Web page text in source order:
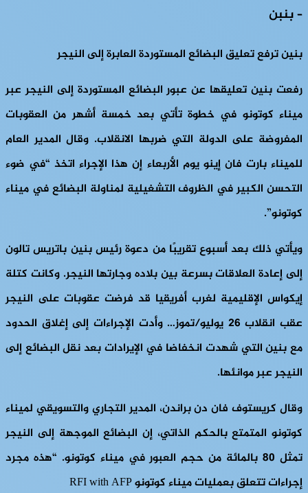
– بنبن
بنين ترفع تعليق البضائع المستوردة العابرة إلى النيجر
رفعت بنين تعليقها عن عبور البضائع المستوردة إلى النيجر عبر
ميناء كوتونو في خطوة تأتي بعد خمسة أشهر من العقوبات
المفروضة على الدولة التي ضربها الانقلاب. وقال المدير العام
للميناء بارت فان إينو يوم الأربعاء إن هذا الإجراء اتخذ “في ضوء
التحسن الكبير في الظروف التشغيلية لمناولة البضائع في ميناء
كوتونو”.
ويأتي ذلك بعد أسبوع تقريبًا من دعوة رئيس بنين باتريس تالون
إلى إعادة العلاقات بسرعة بين بلاده وجارتها النيجر. وكانت كتلة
إيكواس الإقليمية لغرب أفريقيا قد فرضت عقوبات على النيجر
عقب انقلاب 26 يوليو/تموز… وأدت الإجراءات إلى إغلاق الحدود
مع بنين التي شهدت انخفاضا في الإيرادات بعد نقل البضائع إلى
النيجر عبر موانئها.
وقال كريستوف فان دن براندن، المدير التجاري والتسويقي لميناء
كوتونو المتمتع بالحكم الذاتي، إن البضائع الموجهة إلى النيجر
تمثل 80 بالمائة من حجم العبور في ميناء كوتونو. “هذه مجرد
إجراءات تتعلق بعمليات ميناء كوتونو RFI with AFP